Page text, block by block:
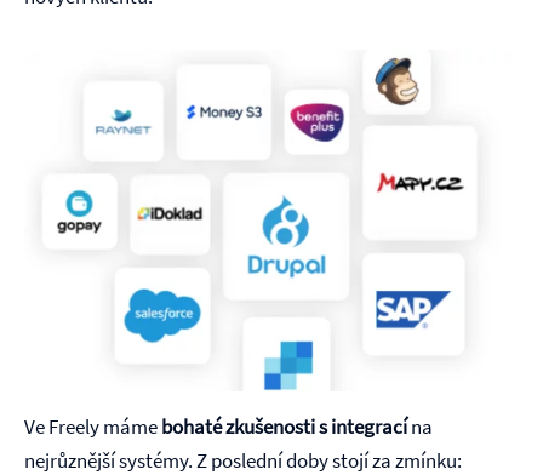
Ve Freely mámebohaté zkušenosti s integracína
nejrůznější systémy. Z poslední doby stojí za zmínku: